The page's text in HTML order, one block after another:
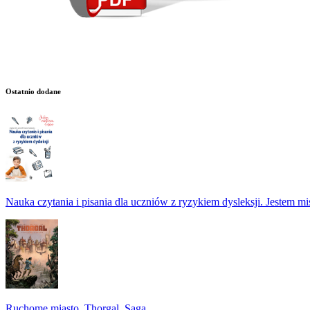
Ostatnio dodane
Nauka czytania i pisania dla uczniów z ryzykiem dysleksji. Jestem